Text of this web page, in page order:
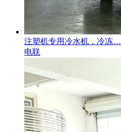
注塑机专用冷水机，冷冻…
电联